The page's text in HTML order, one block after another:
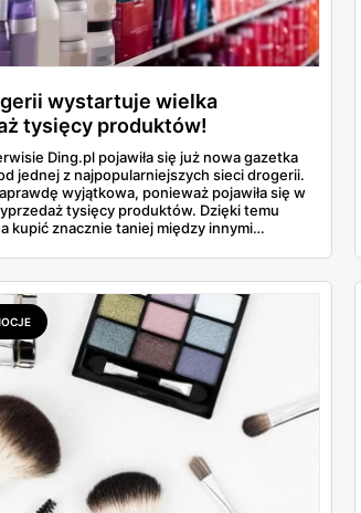
wystartuje wielka
tysięcy produktów!
Ding.pl pojawiła się już nowa gazetka
jednej z najpopularniejszych sieci drogerii.
wyjątkowa, ponieważ pojawiła się w
tysięcy produktów. Dzięki temu
kupić znacznie taniej między innymi
artykule. Przeczytaj!